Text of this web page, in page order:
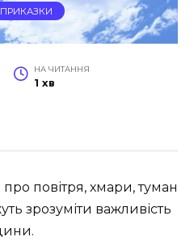
ПРИКАЗКИ
НА ЧИТАННЯ
1 хв
повітря, хмари, туман
зрозуміти важливість